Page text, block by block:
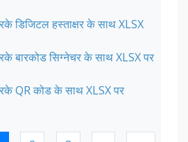
डिजिटल हस्ताक्षर के साथ XLSX
बारकोड सिग्नेचर के साथ XLSX पर
QR कोड के साथ XLSX पर